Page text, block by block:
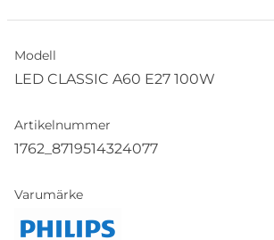
Modell
LED CLASSIC A60 E27 100W
Artikelnummer
1762_8719514324077
Varumärke